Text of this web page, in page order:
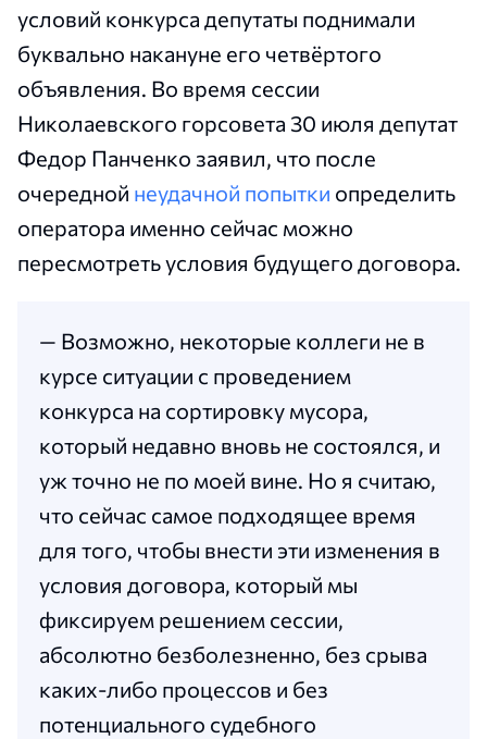
условий конкурса депутаты поднимали
буквально накануне его четвёртого
объявления. Во время сессии
Николаевского горсовета 30 июля депутат
Федор Панченко заявил, что после
очередной неудачной попытки определить
оператора именно сейчас можно
пересмотреть условия будущего договора.
— Возможно, некоторые коллеги не в
курсе ситуации с проведением
конкурса на сортировку мусора,
который недавно вновь не состоялся, и
уж точно не по моей вине. Но я считаю,
что сейчас самое подходящее время
для того, чтобы внести эти изменения в
условия договора, который мы
фиксируем решением сессии,
абсолютно безболезненно, без срыва
каких-либо процессов и без
потенциального судебного